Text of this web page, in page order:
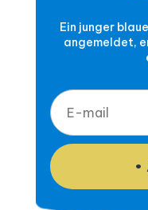
Ein junger
angemeldet,